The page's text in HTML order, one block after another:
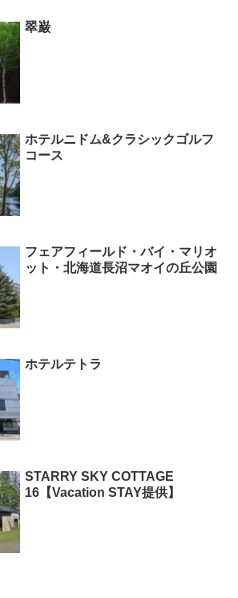
翠巌
ホテルニドム&クラシックゴルフ
コース
フェアフィールド・バイ・マリオ
ット・北海道長沼マオイの丘公園
ホテルテトラ
STARRY SKY COTTAGE
16【Vacation STAY提供】